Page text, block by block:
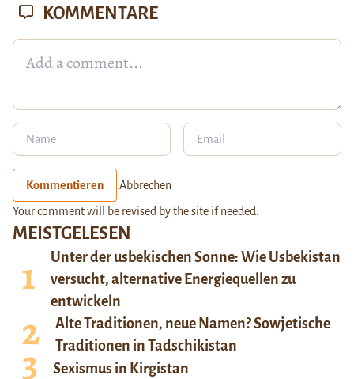
MEISTGELESEN
Unter der usbekischen Sonne: Wie Usbekistan
versucht, alternative Energiequellen zu
entwickeln
Alte Traditionen, neue Namen? Sowjetische
Traditionen in Tadschikistan
Sexismus in Kirgistan
KOMMENTARE
Kommentieren Abbrechen
Your comment will be revised by the site if needed.